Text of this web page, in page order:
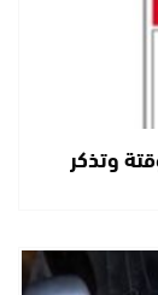
وتذكر